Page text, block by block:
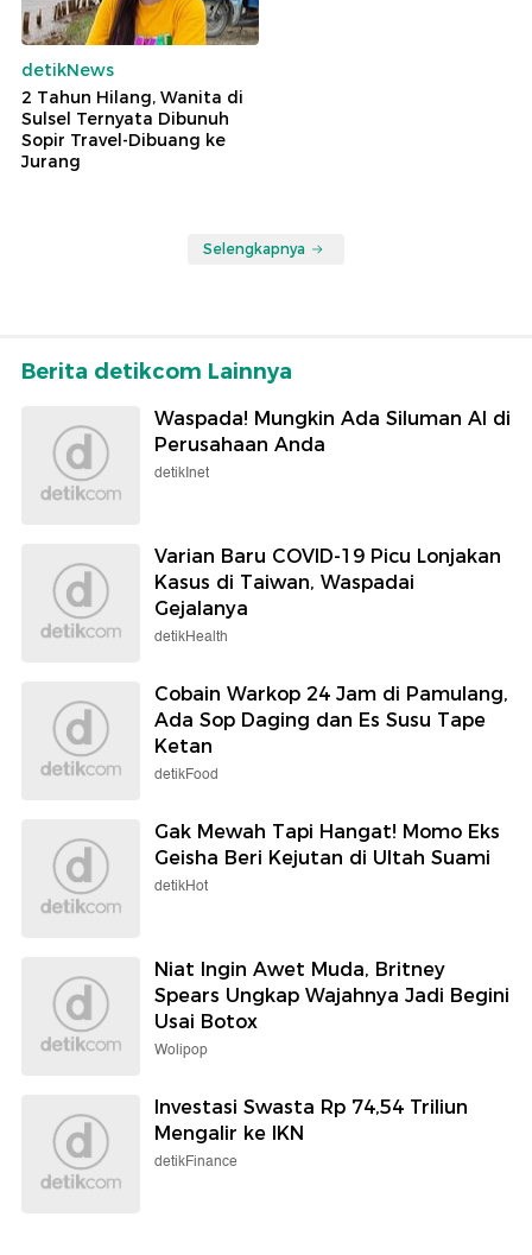
detikNews
2 Tahun Hilang, Wanita di
Sulsel Ternyata Dibunuh
Sopir Travel-Dibuang ke
Jurang
Selengkapnya
Berita detikcom Lainnya
Waspada! Mungkin Ada Siluman AI di
Perusahaan Anda
detikInet
Varian Baru COVID-19 Picu Lonjakan
Kasus di Taiwan, Waspadai
Gejalanya
detikHealth
Cobain Warkop 24 Jam di Pamulang,
Ada Sop Daging dan Es Susu Tape
Ketan
detikFood
Gak Mewah Tapi Hangat! Momo Eks
Geisha Beri Kejutan di Ultah Suami
detikHot
Niat Ingin Awet Muda, Britney
Spears Ungkap Wajahnya Jadi Begini
Usai Botox
Wolipop
Investasi Swasta Rp 74,54 Triliun
Mengalir ke IKN
detikFinance